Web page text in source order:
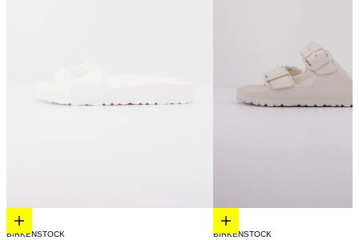
Elige opciones
BIRKENSTOCK
Elige opciones
BIRKENSTOCK